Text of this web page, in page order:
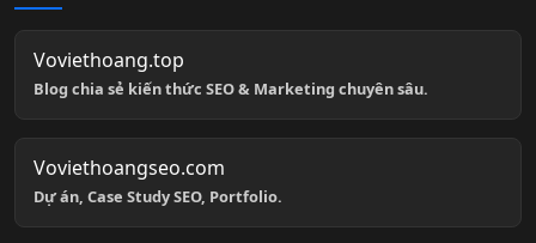
Voviethoang.top
Blog chia sẻ kiến thức SEO & Marketing chuyên sâu.
Voviethoangseo.com
Dự án, Case Study SEO, Portfolio.